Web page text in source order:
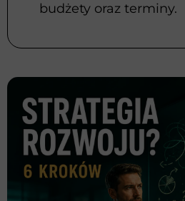
budżety oraz terminy.